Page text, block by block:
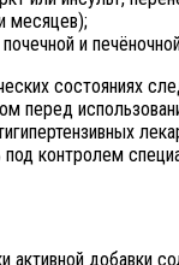
месяцев);
и
состояниях
перед
контролем
активной добавки